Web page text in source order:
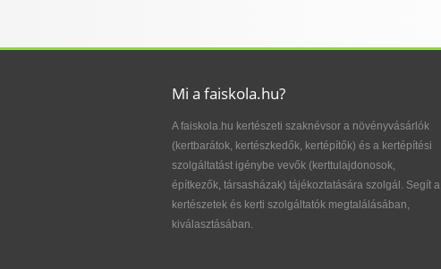
Mi a faiskola.hu?
A faiskola.hu kertészeti szaknévsor a növényvásárlók
(kertbarátok, kertészkedők, kertépítők) és a kertépítési
szolgáltatást igénybe vevők (kerttulajdonosok,
építkezők, társasházak) tájékoztatására szolgál. Segít a
kertészetek és kerti szolgáltatók megtalálásában,
kiválasztásában.